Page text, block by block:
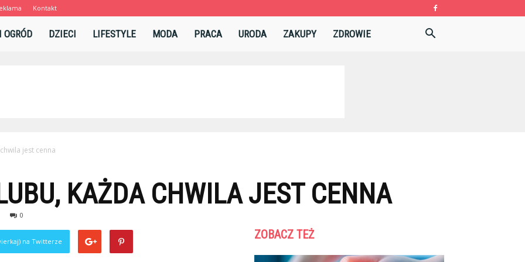
Kontakt
OGRÓD DZIECI LIFESTYLE MODA PRACA URODA ZAKUPY ZDROWIE
jest cenna
KAŻDA CHWILA JEST CENNA
0
na Twitterze ZOBACZ TEŻ